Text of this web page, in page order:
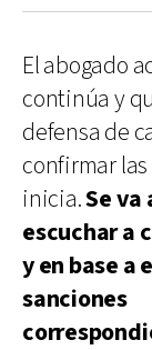
El abogado
continúa y
defensa de
confirmar
inicia.Se va
escuchar a
y en base a
sanciones